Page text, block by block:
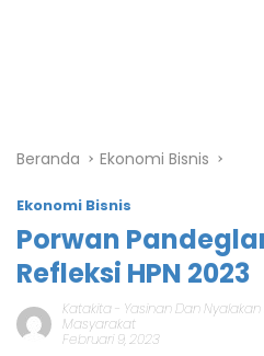
Beranda Ekonomi Bisnis
Ekonomi Bisnis
Porwan
Refleksi HPN 2023
Katakita- Yasinan Dan
Masyarakat
Februari 9, 2023